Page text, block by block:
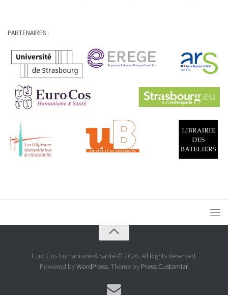
PARTENAIRES :
Euro Cos humanisme & santé © 2026. All Rights Reserved.
Powered byWordPress. Theme by Press Customizr.